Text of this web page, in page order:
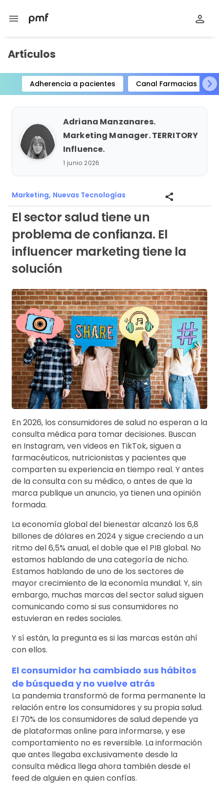
menu
Artículos
Adherencia a pacientes Canal Farmacias
Item
1
Adriana Manzanares.
Marketing Manager. TERRITORY
Influence.
1 junio 2026
Marketing, Nuevas Tecnologías share
El sector salud tiene un
problema de confianza. El
influencer marketing tiene la
solución
En 2026, los consumidores de salud no esperan a la
consulta médica para tomar decisiones. Buscan
en Instagram, ven videos en TikTok, siguen a
farmacéuticos, nutricionistas y pacientes que
comparten su experiencia en tiempo real. Y antes
de la consulta con su médico, o antes de que la
marca publique un anuncio, ya tienen una opinión
formada.
La economía global del bienestar alcanzó los 6,8
billones de dólares en 2024 y sigue creciendo a un
ritmo del 6,5% anual, el doble que el PIB global. No
estamos hablando de una categoría de nicho.
Estamos hablando de uno de los sectores de
mayor crecimiento de la economía mundial. Y, sin
embargo, muchas marcas del sector salud siguen
comunicando como si sus consumidores no
estuvieran en redes sociales.
Y sí están, la pregunta es si las marcas están ahí
con ellos.
El consumidor ha cambiado sus hábitos
de búsqueda y no vuelve atrás
La pandemia transformó de forma permanente la
relación entre los consumidores y su propia salud.
El 70% de los consumidores de salud depende ya
de plataformas online para informarse, y ese
comportamiento no es reversible. La información
que antes llegaba exclusivamente desde la
consulta médica llega ahora también desde el
feed de alguien en quien confías.